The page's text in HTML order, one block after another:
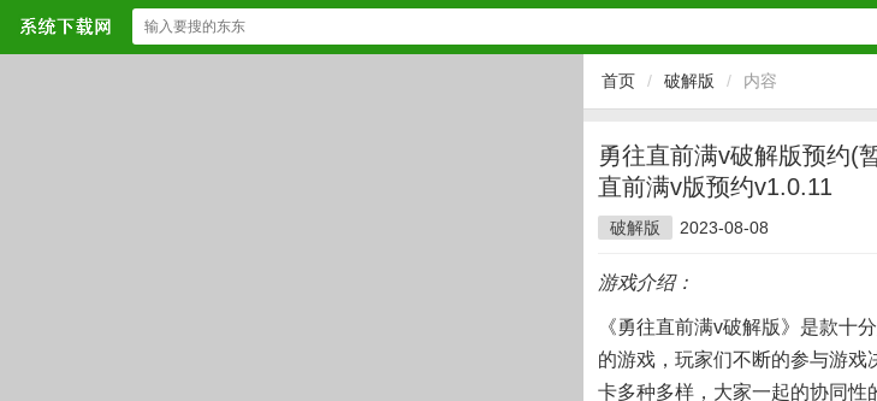
首页 / 破解版 / 内容
勇往直前满v破解版预约(
直前满v版预约v1.0.11
破解版 2023-08-08
游戏介绍：
《勇往直前满v破解版》是款十
的游戏，玩家们不断的参与游戏
卡多种多样，大家一起的协同性